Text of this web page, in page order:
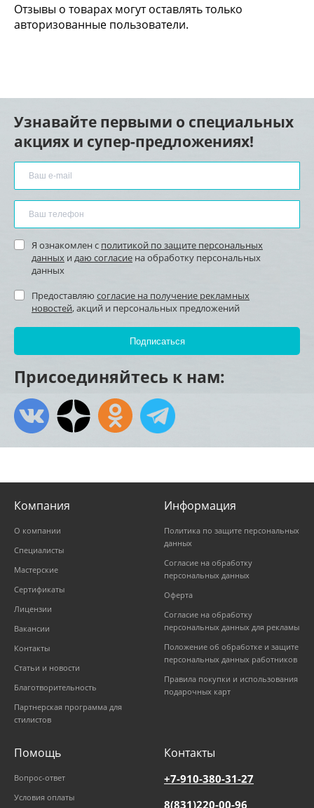
Отзывы о товарах могут оставлять только
авторизованные пользователи.
Узнавайте первыми о специальных
акциях и супер-предложениях!
Я ознакомлен с политикой по защите персональных
данных и даю согласие на обработку персональных
данных
Предоставляю согласие на получение рекламных
новостей, акций и персональных предложений
Присоединяйтесь к нам:
Компания
О компании
Специалисты
Мастерские
Сертификаты
Лицензии
Вакансии
Контакты
Статьи и новости
Благотворительность
Партнерская программа для
стилистов
Информация
Политика по защите персональных
данных
Согласие на обработку
персональных данных
Оферта
Согласие на обработку
персональных данных для рекламы
Положение об обработке и защите
персональных данных работников
Правила покупки и использования
подарочных карт
Помощь
Вопрос-ответ
Условия оплаты
Контакты
+7-910-380-31-27
8(831)220-00-96